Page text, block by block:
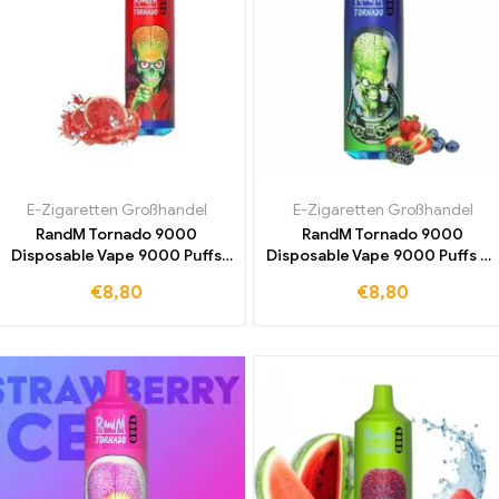
E-Zigaretten Großhandel
RandM Tornado 9000
Disposable Vape 9000 Puffs
€8,80
E-Zigaretten Großhandel
RandM Tornado 9000
Disposable Vape 9000 Puffs Mr
€8,80